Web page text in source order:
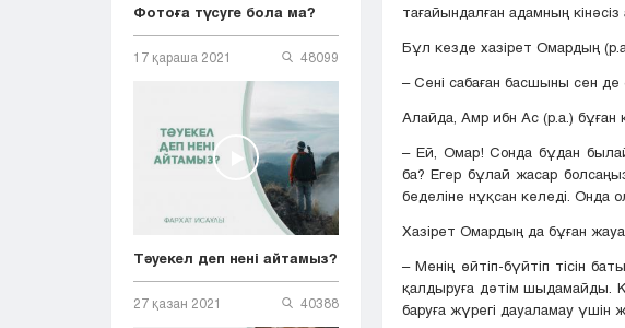
Фотоға түсуге бола ма?
17 қараша 2021 48099
Тәуекел деп нені айтамыз?
27 қазан 2021 40388
тағайындалған адамның
Бұл кезде хазірет Омардың
– Сені сабаған басшыны сен
Алайда, Амр ибн Ас (р.а.) бұған
– Ей, Омар! Сонда бұдан
ба? Егер бұлай жасар
беделіне нұқсан келеді. Онда
Хазірет Омардың да бұған
– Менің өйтіп-бүйтіп тісін
қалдыруға дәтім шыдамайды.
баруға жүрегі дауаламау үшін